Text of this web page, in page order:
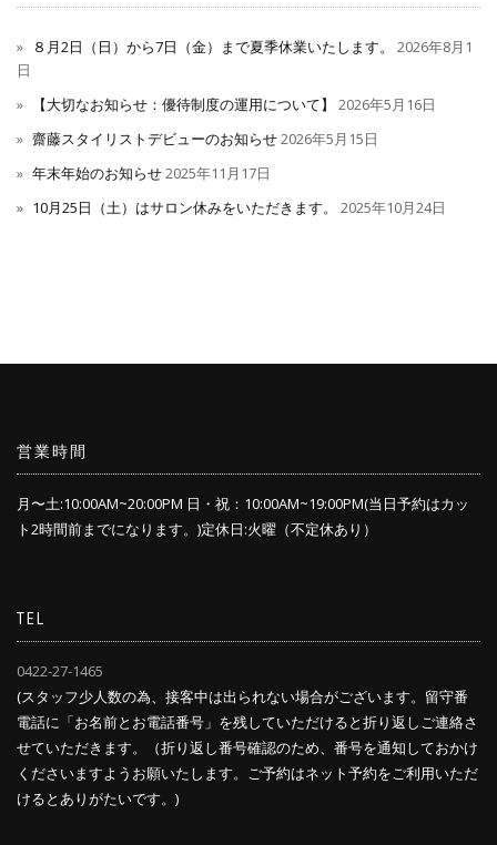
８月2日（日）から7日（金）まで夏季休業いたします。
2026年8月1
日
【大切なお知らせ：優待制度の運用について】
2026年5月16日
齋藤スタイリストデビューのお知らせ2026年5月15日
年末年始のお知らせ2025年11月17日
10月25日（土）はサロン休みをいただきます。
2025年10月24日
営業時間
月〜土:10:00AM~20:00PM 日・祝：10:00AM~19:00PM(当日予約はカッ
ト2時間前までになります。)定休日:火曜（不定休あり）
TEL
0422-27-1465
(スタッフ少人数の為、接客中は出られない場合がございます。留守番
電話に「お名前とお電話番号」を残していただけると折り返しご連絡さ
せていただきます。（折り返し番号確認のため、番号を通知しておかけ
くださいますようお願いたします。ご予約はネット予約をご利用いただ
けるとありがたいです。)